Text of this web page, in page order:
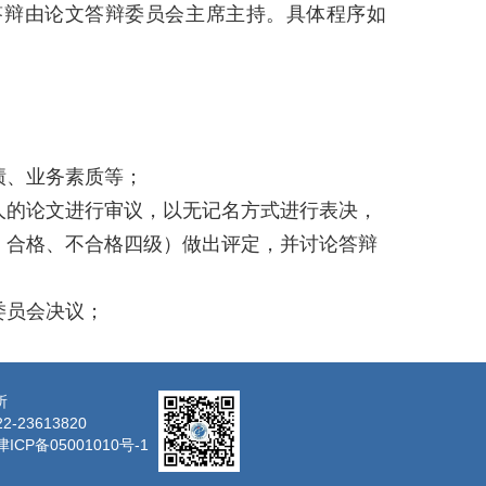
由论文答辩委员会主席主持。具体程序如
业务素质等；
论文进行审议，以无记名方式进行表决，
格、不合格四级）做出评定，并讨论答辩
会决议；
23613820
ICP备05001010号-1